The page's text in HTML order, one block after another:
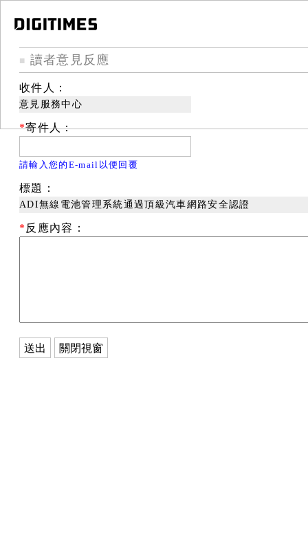
■ 讀者意見反應
收件人：
意見服務中心
*寄件人：
請輸入您的E-mail以便回覆
標題：
ADI無線電池管理系統通過頂級汽車網路安全認證
* 反應內容：